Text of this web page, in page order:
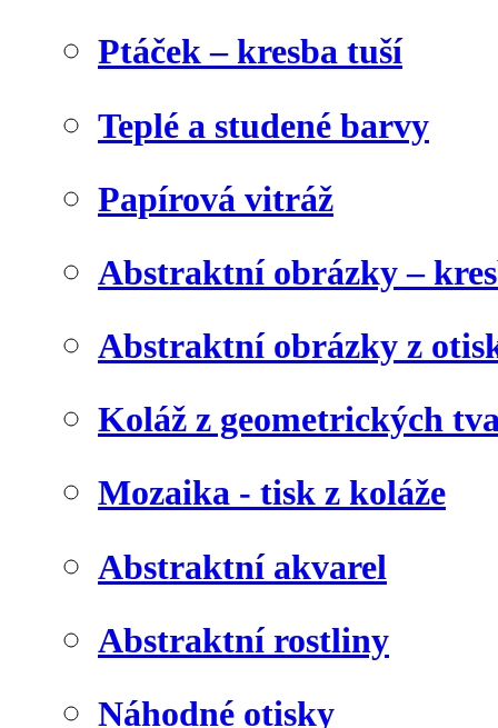
Ptáček – kresba tuší
Teplé a studené barvy
Papírová vitráž
Abstraktní obrázky –
Abstraktní obrázky z
Koláž z geometrických
Mozaika - tisk z koláže
Abstraktní akvarel
Abstraktní rostliny
Náhodné otisky